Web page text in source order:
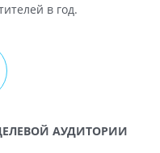
в год.
АУДИТОРИИ